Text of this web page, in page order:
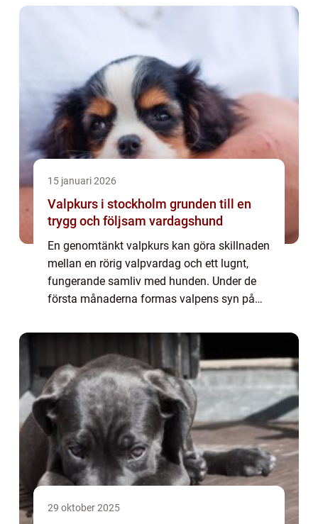
rör sig bättre, utan smärta och stel...
15 januari 2026
Valpkurs i stockholm grunden till en
trygg och följsam vardagshund
En genomtänkt valpkurs kan göra skillnaden
mellan en rörig valpvardag och ett lugnt,
fungerande samliv med hunden. Under de
första månaderna formas valpens syn på
Den som tidigt satsar på en genomarbetad
29 oktober 2025